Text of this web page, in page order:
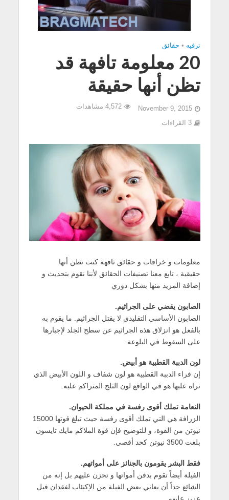
ترفيه • حقائق
20 معلومة تافهة قد
تظن أنها حقيقة
November 9, 2015 4,572 مشاهدات
3 القراءات
معلومات و خرافات و حقائق تافهة كنت تظن أنها
حقيقية ، تابع معنا تصنيفات الحقائق لأننا نقوم بتحديث و
إضافة المزيد منها بشكل دوري
الصابون يقضي على الجراثيم.
الصابون الأساسي التقليدي لا يقتل الجراثيم. ما يقوم به
بالفعل هو انزلاق هذه الجراثيم عن سطح الجلد لإجبارها
على السقوط في البلوعة.
لون الدببة القطبية هو أبيض.
إن فراء الدببة القطبية هو لون شفاف و اللون الأبيض الذي
نراه عليها هو في الواقع لون الثلج المتراكم عليه.
النعامة تملك أقوى رفسة في مملكة الحيوان.
الزرافة هي التي تملك أقوى رفسة حيث تبلغ قوتها 15000
نيوتن من القوة، و للتوضيح فإن قوة الملاكم مايك تايسون
بلغت 3500 نيوتن كحد أقصى.
فقط البشر يقومون بالجنائز على أمواتهم.
الفيلة أيضاً تقوم بدفن أمواتها و تحزن عليهم بل إنه من
الشائع جداً أن يعاني بعض الفيلة من الإكتئاب لفقدان فيل